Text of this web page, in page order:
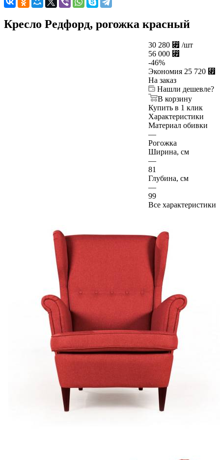
Кресло Редфорд, рогожка красный
30 280 ⃏ /шт
56 000 ⃏
-46%
Экономия 25 720 ⃏
На заказ
Нашли дешевле?
В корзину
Купить в 1 клик
Характеристики
Материал обивки
—
Рогожка
Ширина, см
—
81
Глубина, см
—
99
Все характеристики